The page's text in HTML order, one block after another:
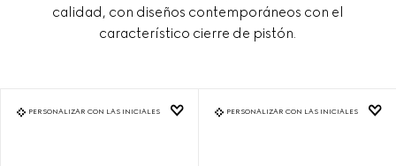
calidad, con diseños contemporáneos con el
característico cierre de pistón.
PERSONALIZAR CON LAS INICIALES PERSONALIZAR CON LAS INICIALES